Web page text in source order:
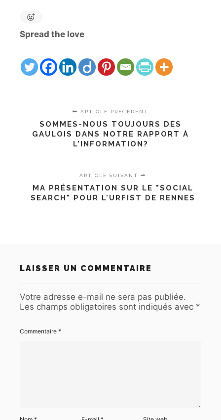
Spread the love
ARTICLE PRÉCÉDENT
SOMMES-NOUS TOUJOURS DES
GAULOIS DANS NOTRE RAPPORT À
L'INFORMATION?
ARTICLE SUIVANT
MA PRÉSENTATION SUR LE "SOCIAL
SEARCH" POUR L'URFIST DE RENNES
LAISSER UN COMMENTAIRE
Votre adresse e-mail ne sera pas publiée.
Les champs obligatoires sont indiqués avec *
Commentaire *